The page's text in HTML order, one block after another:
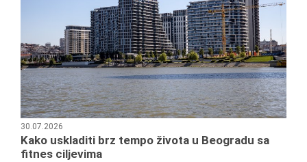
30.07.2026
Kako uskladiti brz tempo života u Beogradu sa
fitnes ciljevima